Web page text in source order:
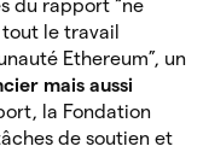
du rapport “ne
le travail
Ethereum”, un
mais aussi
la Fondation
de soutien et